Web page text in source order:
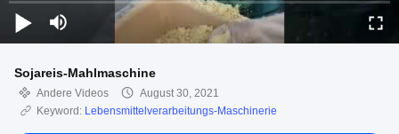
Sojareis-Mahlmaschine
Andere Videos
August 30, 2021
Keyword: Lebensmittelverarbeitungs-Maschinerie